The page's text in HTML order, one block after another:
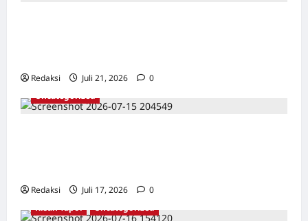
Redaksi Juli 21, 2026
0
Uncategorized
Redaksi Juli 17, 2026
0
Kisah Tapol
Uncategorized